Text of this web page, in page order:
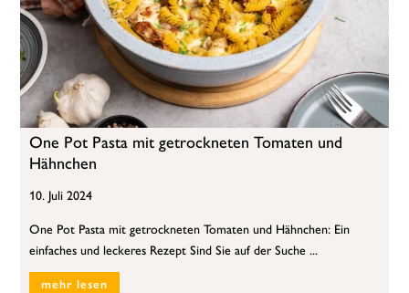
One Pot Pasta mit getrockneten Tomaten und
Hähnchen
10. Juli 2024
One Pot Pasta mit getrockneten Tomaten und Hähnchen: Ein
einfaches und leckeres Rezept Sind Sie auf der Suche ...
mehr lesen